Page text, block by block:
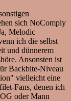
sich NoComply
Melodic
ich die selbst
und dünnerem
Ansonsten ist
Backbite-Niveau
vielleicht eine
Fans, denen ich
oder Mann